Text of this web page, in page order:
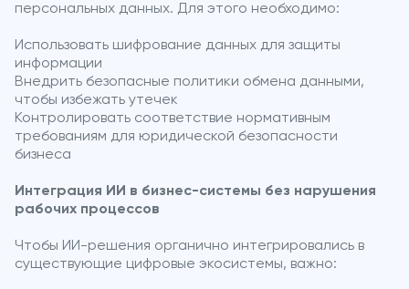
персональных данных. Для этого необходимо:
Использовать шифрование данных для защиты
информации
Внедрить безопасные политики обмена данными,
чтобы избежать утечек
Контролировать соответствие нормативным
требованиям для юридической безопасности
бизнеса
Интеграция ИИ в бизнес-системы без нарушения
рабочих процессов
Чтобы ИИ-решения органично интегрировались в
существующие цифровые экосистемы, важно: